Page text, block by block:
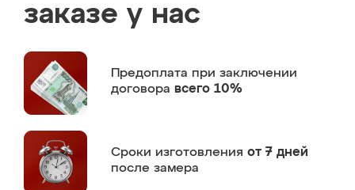
заказе у нас
Предоплата при заключении
договора всего 10%
Сроки изготовления от 7 дней
после замера